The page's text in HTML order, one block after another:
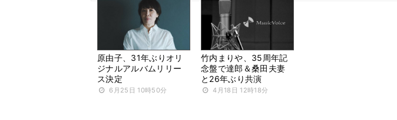
原由子、31年ぶりオリ
ジナルアルバムリリー
ス決定
6月25日 10時50分
竹内まりや、35周年記
念盤で達郎＆桑田夫妻
と26年ぶり共演
4月18日 12時18分